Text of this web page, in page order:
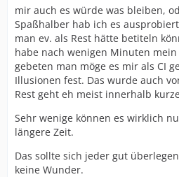
mir auch es würde was bleiben,
Spaßhalber hab ich es
man ev. als Rest hätte betiteln
habe nach wenigen Minuten
gebeten man möge es mir als CI
Illusionen fest. Das wurde auch
Rest geht eh meist innerhalb
Sehr wenige können es wirklich
längere Zeit.
Das sollte sich jeder gut
keine Wunder.